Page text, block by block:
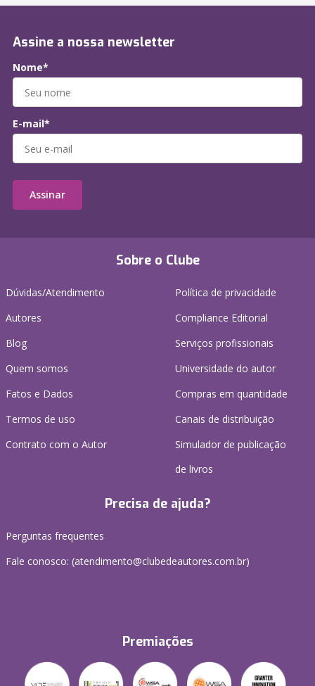
Sobre o Clube
Dúvidas/Atendimento
Autores
Blog
Quem somos
Fatos e Dados
Termos de uso
Contrato com o Autor
Política de privacidade
Compliance Editorial
Serviços profissionais
Universidade do autor
Compras em quantidade
Canais de distribuição
Simulador de publicação
de livros
Precisa de ajuda?
Perguntas frequentes
Fale conosco: (atendimento@clubedeautores.com.br)
Premiações
Assine a nossa newsletter
Nome*
E-mail*
Assinar